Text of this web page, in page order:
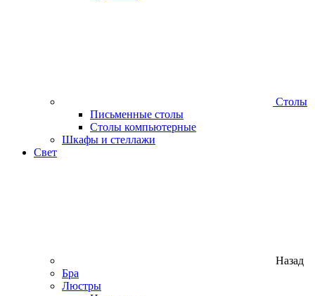
Столы
Письменные столы
Столы компьютерные
Шкафы и стеллажи
Свет
Назад
Бра
Люстры